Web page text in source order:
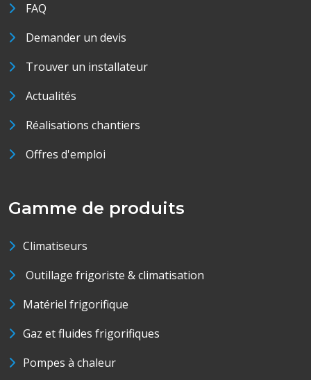
FAQ
Demander un devis
Trouver un installateur
Actualités
Réalisations chantiers
Offres d'emploi
Gamme de produits
Climatiseurs
Outillage frigoriste & climatisation
Matériel frigorifique
Gaz et fluides frigorifiques
Pompes à chaleur